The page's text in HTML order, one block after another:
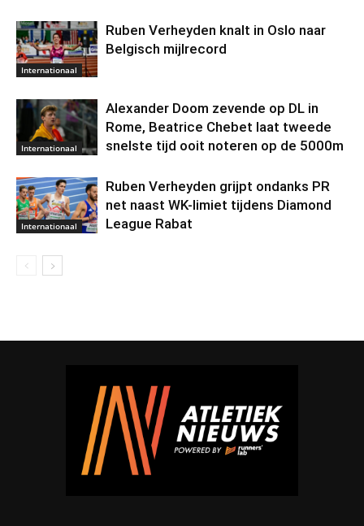
Internationaal
Ruben Verheyden knalt in Oslo naar
Belgisch mijlrecord
Internationaal
Alexander Doom zevende op DL in
Rome, Beatrice Chebet laat tweede
snelste tijd ooit noteren op de 5000m
Internationaal
Ruben Verheyden grijpt ondanks PR
net naast WK-limiet tijdens Diamond
League Rabat